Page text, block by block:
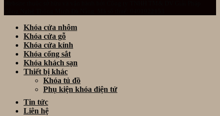
Khóa cửa nhôm
Khóa cửa gỗ
Khóa cửa kính
Khóa cổng sắt
Khóa khách sạn
Thiết bị khác
Khóa tủ đồ
Phụ kiện khóa điện tử
Tin tức
Liên hệ